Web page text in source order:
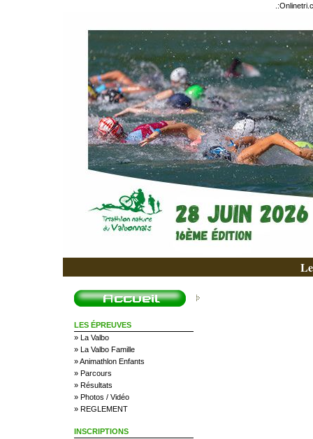
.:
LES ÉPREUVES
» La Valbo
» La Valbo Famille
»Animathlon Enfants
» Parcours
» Résultats
» Photos / Vidéo
» REGLEMENT
INSCRIPTIONS